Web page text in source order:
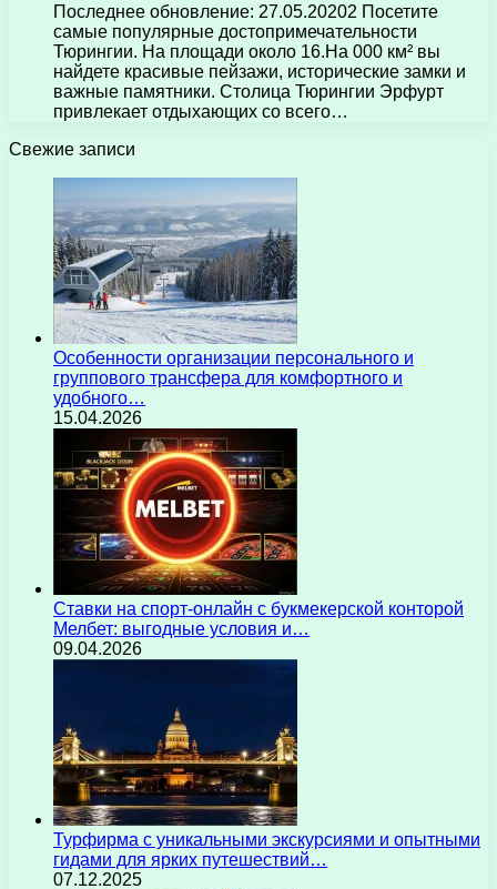
Последнее обновление: 27.05.20202 Посетите
самые популярные достопримечательности
Тюрингии. На площади около 16.На 000 км² вы
найдете красивые пейзажи, исторические замки и
важные памятники. Столица Тюрингии Эрфурт
привлекает отдыхающих со всего…
Свежие записи
Особенности организации персонального и
группового трансфера для комфортного и
удобного…
15.04.2026
Ставки на спорт-онлайн с букмекерской конторой
Мелбет: выгодные условия и…
09.04.2026
Турфирма с уникальными экскурсиями и опытными
гидами для ярких путешествий…
07.12.2025